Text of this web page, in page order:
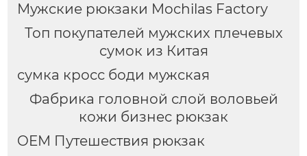
Мужские рюкзаки Mochilas Factory
Топ покупателей мужских плечевых
сумок из Китая
сумка кросс боди мужская
Фабрика головной слой воловьей
кожи бизнес рюкзак
OEM Путешествия рюкзак